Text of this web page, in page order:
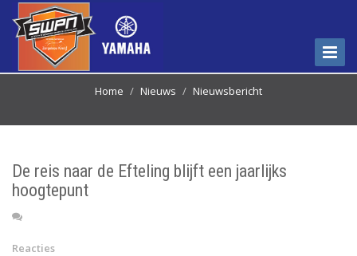
Menu
Home
Nieuws Nieuwsbericht
De reis naar de Efteling blijft een jaarlijks
hoogtepunt
Reacties